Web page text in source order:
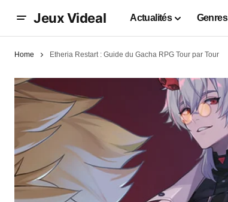
Jeux Videal Actualités Genres
Home Etheria Restart : Guide du Gacha RPG Tour par Tour